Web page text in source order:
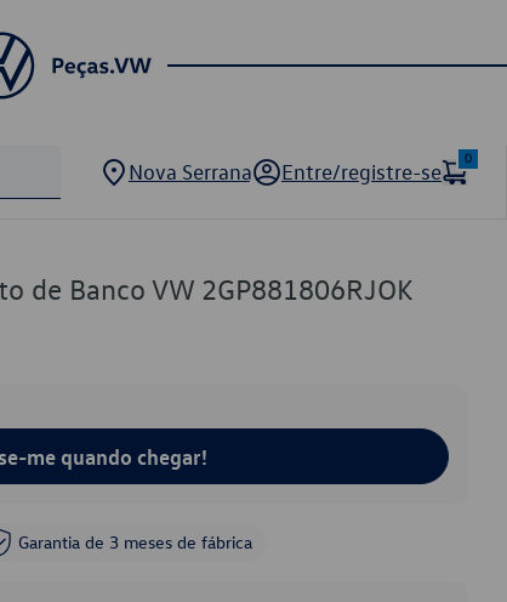
Nova Serrana Entre/registre-se
0
de Banco VW 2GP881806RJOK
me quando chegar!
Garantia de 3 meses de fábrica